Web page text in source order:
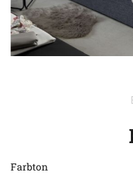
Farbton